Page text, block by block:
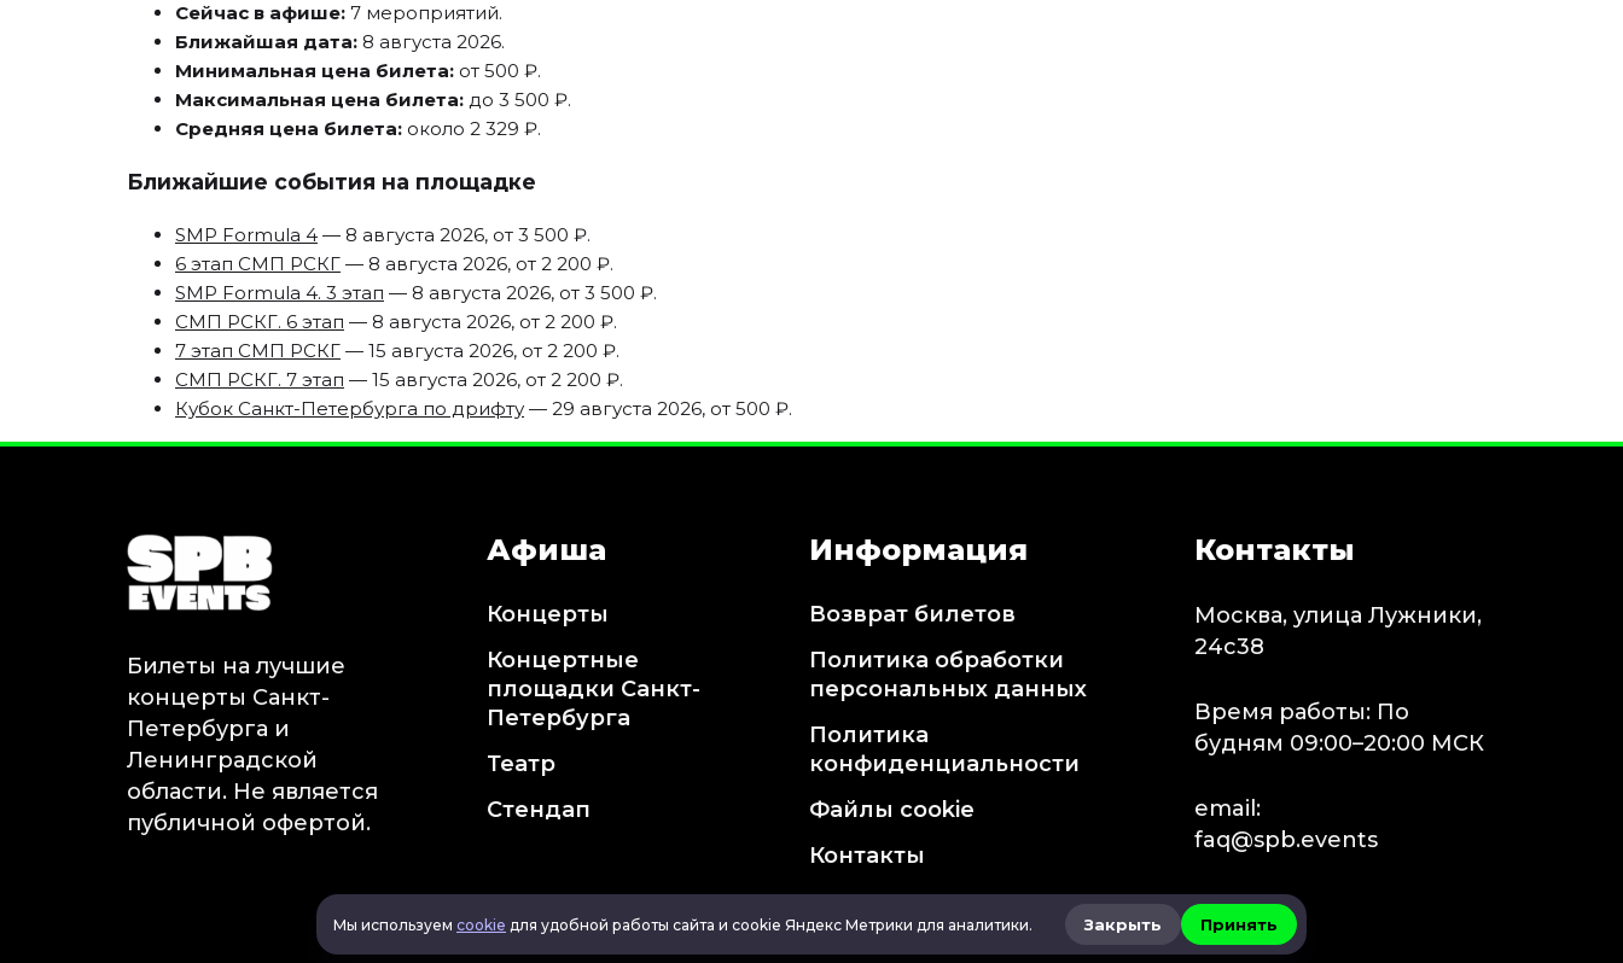
Сейчас в афише: 7 мероприятий.
Ближайшая дата: 8 августа 2026.
Минимальная цена билета: от 500 ₽.
Максимальная цена билета: до 3 500 ₽.
Средняя цена билета: около 2 329 ₽.
Ближайшие события на площадке
SMP Formula 4 — 8 августа 2026, от 3 500 ₽.
6 этап СМП РСКГ — 8 августа 2026, от 2 200 ₽.
SMP Formula 4. 3 этап — 8 августа 2026, от 3 500 ₽.
СМП РСКГ. 6 этап — 8 августа 2026, от 2 200 ₽.
7 этап СМП РСКГ — 15 августа 2026, от 2 200 ₽.
СМП РСКГ. 7 этап — 15 августа 2026, от 2 200 ₽.
Кубок Санкт-Петербурга по дрифту — 29 августа 2026, от 500 ₽.
Билеты на лучшие
концерты Санкт-
Петербурга и
Ленинградской
области. Не является
публичной офертой.
Афиша
Концерты
Концертные
площадки Санкт-
Петербурга
Театр
Стендап
Информация
Возврат билетов
Политика обработки
персональных данных
Политика
конфиденциальности
Файлы cookie
Контакты
Контакты
Москва, улица Лужники,
24с38
Время работы: По
будням 09:00–20:00 МСК
email:
faq@spb.events
Мы используем cookie для удобной работы сайта и cookie Яндекс Метрики для аналитики. Принять
Закрыть